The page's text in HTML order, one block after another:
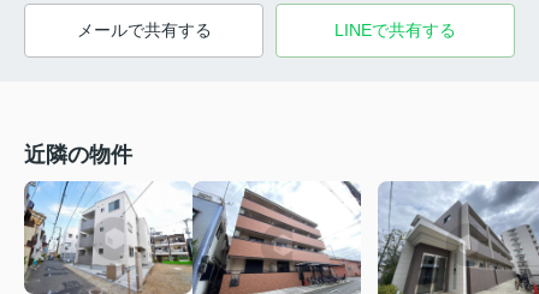
メールで共有する LINEで共有する
近隣の物件